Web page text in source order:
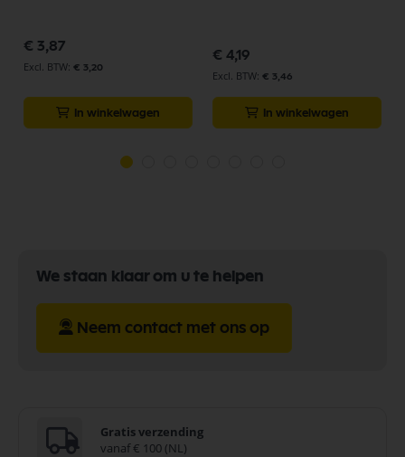
€ 3,87
€ 3,20
In winkelwagen
€ 4,19
€ 3,46
In winkelwagen
We staan klaar om u te helpen
Neem contact met ons op
Gratis verzending
vanaf € 100 (NL)